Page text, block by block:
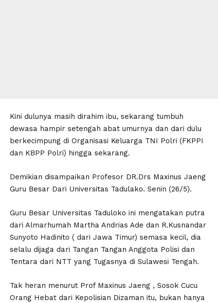
Kini dulunya masih dirahim ibu, sekarang tumbuh
dewasa hampir setengah abat umurnya dan dari dulu
berkecimpung di Organisasi Keluarga TNI Polri (FKPPI
dan KBPP Polri) hingga sekarang.
Demikian disampaikan Profesor DR.Drs Maxinus Jaeng
Guru Besar Dari Universitas Tadulako. Senin (26/5).
Guru Besar Universitas Taduloko ini mengatakan putra
dari Almarhumah Martha Andrias Ade dan R.Kusnandar
Sunyoto Hadinito ( dari Jawa Timur) semasa kecil, dia
selalu dijaga dari Tangan Tangan Anggota Polisi dan
Tentara dari NTT yang Tugasnya di Sulawesi Tengah.
Tak heran menurut Prof Maxinus Jaeng , Sosok Cucu
Orang Hebat dari Kepolisian Dizaman itu, bukan hanya